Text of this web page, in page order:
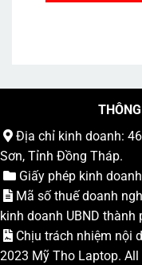
Địa chỉ kinh doanh:
Sơn, Tỉnh Đồng Tháp.
Giấy phép kinh
Mã số thuế doanh
kinh doanh UBND thành
Chịu trách nhiệm nội
2023 Mỹ Tho Laptop. All